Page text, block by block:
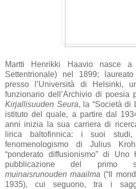
Martti Henrikki Haavio nasce a
Settentrionale) nel 1899;
presso l’Università di Helsinki,
funzionario dell’Archivio di poesia
Kirjallisuuden Seura, la “Società di
istituto del quale, a partire dal
anni inizia la sua carriera di
lirica baltofinnica: i suoi studi,
fenomenologismo di Julius
“ponderato diffusionismo” di
pubblicazione del primo
muinaisrunouden maailma (“Il
1935), cui seguono, tra i